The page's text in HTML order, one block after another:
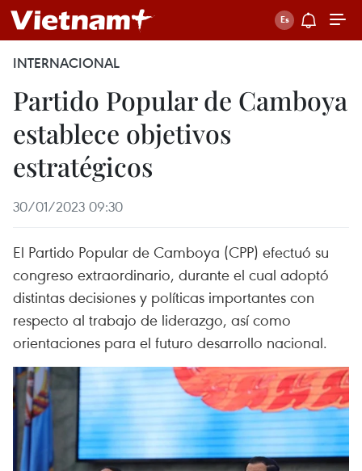
INTERNACIONAL
Partido Popular de Camboya
establece objetivos
estratégicos
30/01/2023 09:30
El Partido Popular de Camboya (CPP) efectuó su
congreso extraordinario, durante el cual adoptó
distintas decisiones y políticas importantes con
respecto al trabajo de liderazgo, así como
orientaciones para el futuro desarrollo nacional.